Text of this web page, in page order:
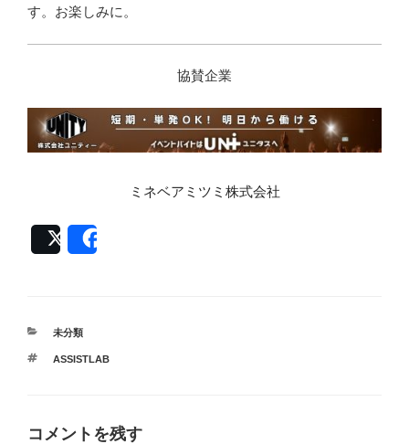
す。お楽しみに。
協賛企業
ミネベアミツミ株式会社
Post
カ
ゴ
未分類
タ
ASSISTLAB
コメントを残す